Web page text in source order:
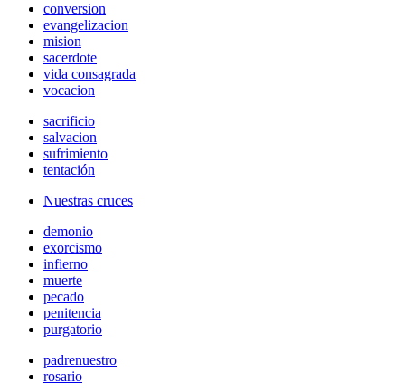
conversion
evangelizacion
mision
sacerdote
vida consagrada
vocacion
sacrificio
salvacion
sufrimiento
tentación
Nuestras cruces
demonio
exorcismo
infierno
muerte
pecado
penitencia
purgatorio
padrenuestro
rosario